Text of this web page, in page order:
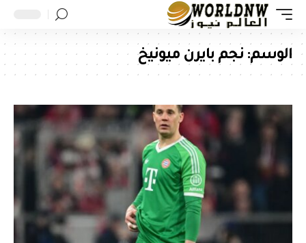
الوسم: نجم بايرن ميونيخ